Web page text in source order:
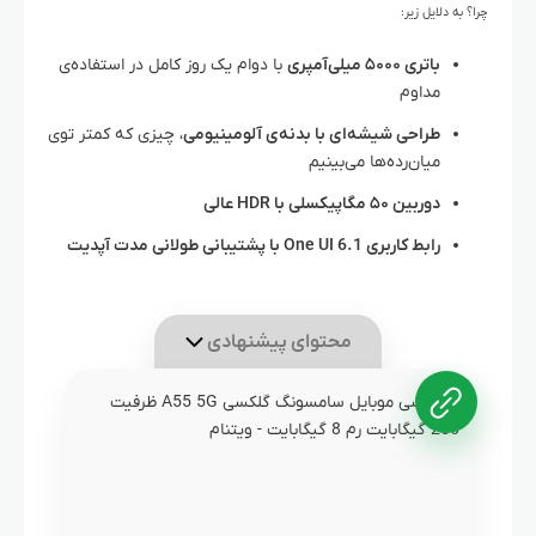
چرا؟ به دلایل زیر:
باتری ۵۰۰۰ میلی‌آمپری
با دوام یک روز کامل در استفاده‌ی
مداوم
طراحی شیشه‌ای با بدنه‌ی آلومینیومی، چیزی که کمتر توی
میان‌رده‌ها می‌بینیم
دوربین ۵۰ مگاپیکسلی با HDR عالی
رابط کاربری One UI 6.1 با پشتیبانی طولانی مدت آپدیت
محتوای پیشنهادی